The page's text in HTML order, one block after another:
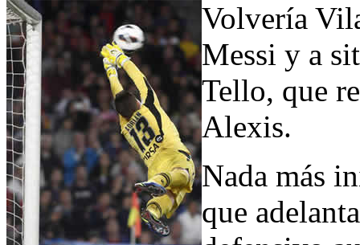
Volvería
Messi y a
Tello, que
Alexis.
Nada más
que